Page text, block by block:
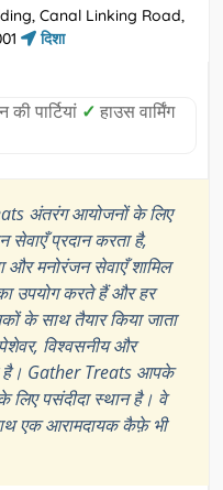
Canal Linking Road,
दिशा
की पार्टियां ✓ हाउस वार्मिंग
अंतरंग आयोजनों के लिए
सेवाएँ प्रदान करता है,
मनोरंजन सेवाएँ शामिल
उपयोग करते हैं और हर
के साथ तैयार किया जाता
विश्वसनीय और
है। Gather Treats आपके
लिए पसंदीदा स्थान है। वे
एक आरामदायक कैफ़े भी